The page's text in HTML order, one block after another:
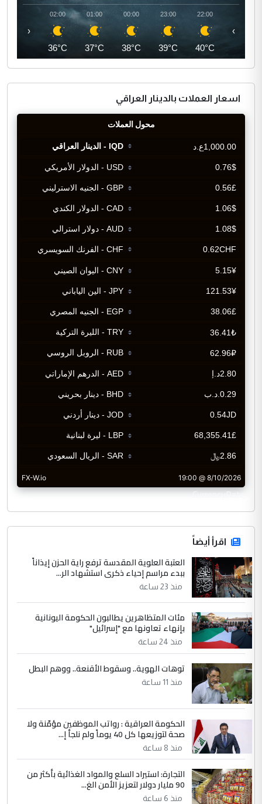
22:00
40°C
23:00
39°C
00:00
38°C
01:00
37°C
02:00
36°C
‹ ›
اسعار العملات بالدينار العراقي
CurrencyRate
اقرأ أيضاً
العتبة العلوية المقدسة ترفع راية الحزن إيذاناً
ببدء مراسم إحياء ذكرى استشهاد الر...
منذ 23 ساعة
مئات المتظاهرين يطالبون الحكومة اليونانية
بإنهاء تعاونها مع "إسرائيل"
منذ 24 ساعة
توهات الهوية.. وسقوط الأقنعة.. ووهم البطل
منذ 11 ساعة
الحكومة العراقية : رواتب الموظفين مؤمّنة ولا
صحة لتوزيعها كل 40 يوماً ولم نلجأ إ...
منذ 8 ساعة
التجارة: استيراد السلع والمواد الغذائية بأكثر من
90 مليار دولار لتعزيز الأمن الغ...
منذ 6 ساعة